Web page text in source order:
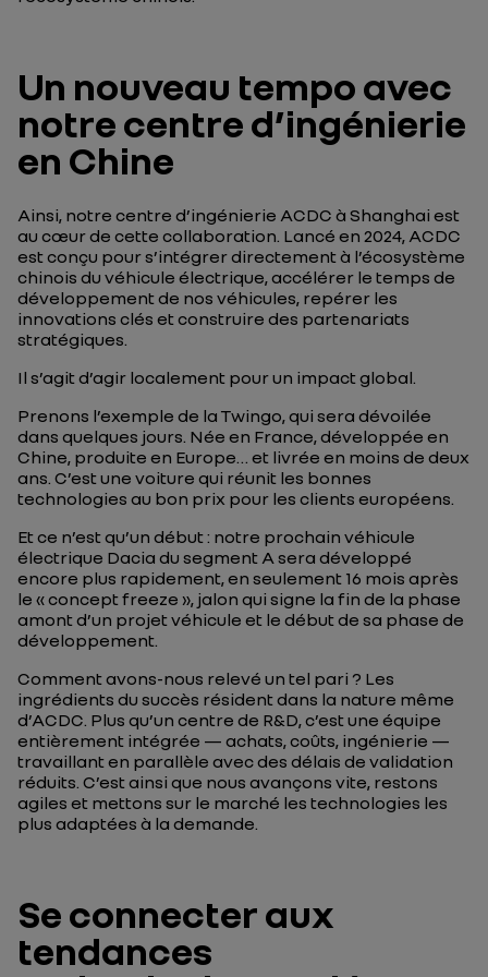
Un nouveau tempo avec
notre centre d’ingénierie
en Chine
Ainsi, notre centre d’ingénierie ACDC à Shanghai est
au cœur de cette collaboration. Lancé en 2024, ACDC
est conçu pour s’intégrer directement à l’écosystème
chinois du véhicule électrique, accélérer le temps de
développement de nos véhicules, repérer les
innovations clés et construire des partenariats
stratégiques.
Il s’agit d’agir localement pour un impact global.
Prenons l’exemple de la Twingo, qui sera dévoilée
dans quelques jours. Née en France, développée en
Chine, produite en Europe… et livrée en moins de deux
ans. C’est une voiture qui réunit les bonnes
technologies au bon prix pour les clients européens.
Et ce n’est qu’un début : notre prochain véhicule
électrique Dacia du segment A sera développé
encore plus rapidement, en seulement 16 mois après
le « concept freeze », jalon qui signe la fin de la phase
amont d’un projet véhicule et le début de sa phase de
développement.
Comment avons-nous relevé un tel pari ? Les
ingrédients du succès résident dans la nature même
d’ACDC. Plus qu’un centre de R&D, c’est une équipe
entièrement intégrée — achats, coûts, ingénierie —
travaillant en parallèle avec des délais de validation
réduits. C’est ainsi que nous avançons vite, restons
agiles et mettons sur le marché les technologies les
plus adaptées à la demande.
Se connecter aux
tendances